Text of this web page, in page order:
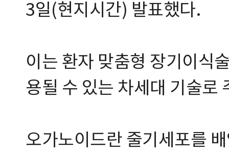
3일(현지시간) 발표했다.
이는 환자 맞춤형 장기이식
용될 수 있는 차세대 기술로
오가노이드란 줄기세포를